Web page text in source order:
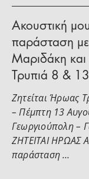
Ακουστική
παράσταση
Μαριδάκη
Τρυπιά 8 &
Ζητείται Ήρωας
– Πέμπτη 13
Γεωργιούπολη –
ΖΗΤΕΙΤΑΙ ΗΡΩΑΣ
παράσταση …